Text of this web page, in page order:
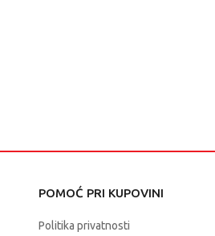
POMOĆ PRI KUPOVINI
Politika privatnosti